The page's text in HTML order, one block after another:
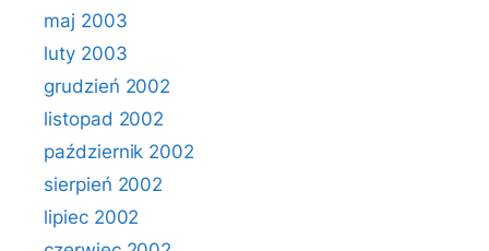
maj 2003
luty 2003
grudzień 2002
listopad 2002
październik 2002
sierpień 2002
lipiec 2002